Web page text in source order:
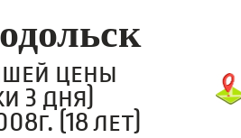
цены
3 дня)
(18 лет)